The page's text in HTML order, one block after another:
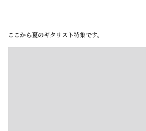
ここから夏のギタリスト特集です。